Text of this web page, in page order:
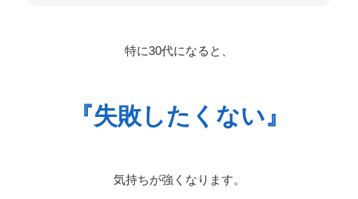
特に30代になると、
『失敗したくない』
気持ちが強くなります。